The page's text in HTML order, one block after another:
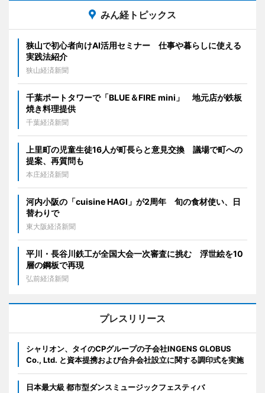
みん経トピックス
狭山で初心者向けAI活用セミナー 仕事や暮らしに使える
実践法紹介
狭山経済新聞
千葉ポートタワーで「BLUE＆FIRE mini」 地元店が鉄板
焼き料理提供
千葉経済新聞
上里町の児童生徒16人が町長らと意見交換 議場で町への
提案、再質問も
本庄経済新聞
河内小阪の「cuisine HAGI」が2周年 旬の食材使い、日
替わりで
東大阪経済新聞
平川・長谷川鉄工が全国大会一次審査に挑む 浮世絵を10
層の鋼板で再現
弘前経済新聞
プレスリリース
シャリオン、タイのCPグループの子会社INGENS GLOBUS
Co., Ltd. と資本提携および合弁会社設立に関する調印式を実施
日本最大級 都市型ダンスミュージックフェスティバ